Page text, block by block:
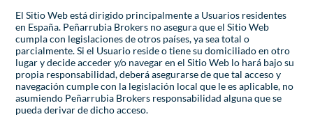
El Sitio Web está dirigido principalmente a Usuarios residentes
en España. Peñarrubia Brokers no asegura que el Sitio Web
cumpla con legislaciones de otros países, ya sea total o
parcialmente. Si el Usuario reside o tiene su domiciliado en otro
lugar y decide acceder y/o navegar en el Sitio Web lo hará bajo su
propia responsabilidad, deberá asegurarse de que tal acceso y
navegación cumple con la legislación local que le es aplicable, no
asumiendo Peñarrubia Brokers responsabilidad alguna que se
pueda derivar de dicho acceso.